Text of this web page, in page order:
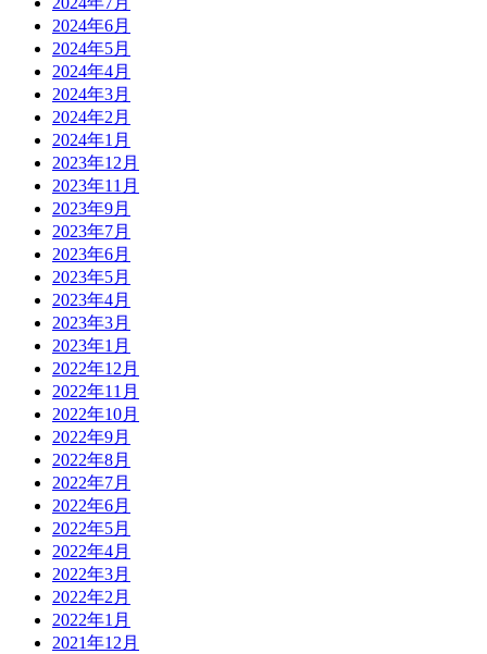
2024年6月
2024年5月
2024年4月
2024年3月
2024年2月
2024年1月
2023年12月
2023年11月
2023年9月
2023年7月
2023年6月
2023年5月
2023年4月
2023年3月
2023年1月
2022年12月
2022年11月
2022年10月
2022年9月
2022年8月
2022年7月
2022年6月
2022年5月
2022年4月
2022年3月
2022年2月
2022年1月
2021年12月